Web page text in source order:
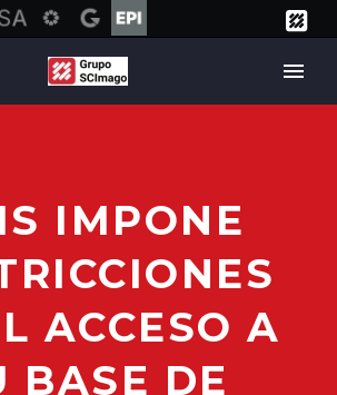
IMPONE
ACCESO A
BASE DE